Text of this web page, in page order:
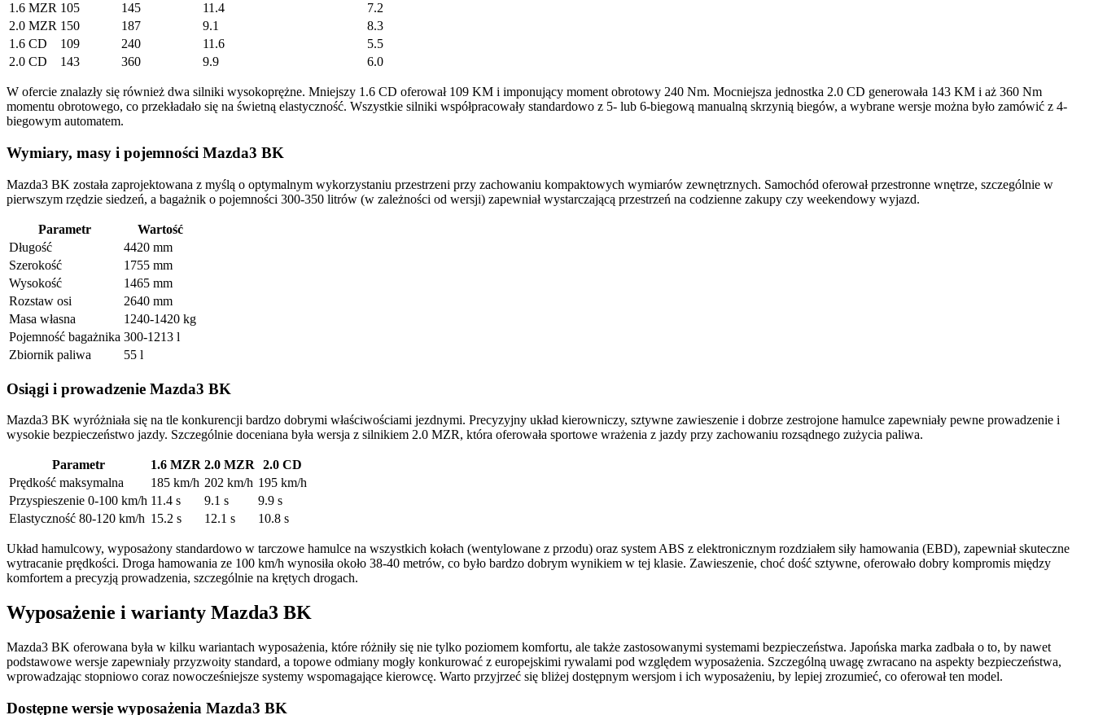
1.6 MZR 105 145 11.4
7.2
2.0 MZR 150 187 9.1
8.3
1.6 CD
109 240 11.6
5.5
2.0 CD
143 360 9.9 6.0
W ofercie znalazły się również dwa silniki wysokoprężne. Mniejszy 1.6 CD oferował 109 KM i imponujący moment obrotowy 240 Nm. Mocniejsza jednostka 2.0 CD generowała 143 KM i aż 360 Nm
momentu obrotowego, co przekładało się na świetną elastyczność. Wszystkie silniki współpracowały standardowo z 5- lub 6-biegową manualną skrzynią biegów, a wybrane wersje można było zamówić z 4-
biegowym automatem.
Wymiary, masy i pojemności Mazda3 BK
Mazda3 BK została zaprojektowana z myślą o optymalnym wykorzystaniu przestrzeni przy zachowaniu kompaktowych wymiarów zewnętrznych. Samochód oferował przestronne wnętrze, szczególnie w
pierwszym rzędzie siedzeń, a bagażnik o pojemności 300-350 litrów (w zależności od wersji) zapewniał wystarczającą przestrzeń na codzienne zakupy czy weekendowy wyjazd.
Parametr
Wartość
Długość
4420 mm
Szerokość
1755 mm
Wysokość
1465 mm
Rozstaw osi
2640 mm
Masa własna
1240-1420 kg
Pojemność bagażnika 300-1213 l
Zbiornik paliwa
55 l
Osiągi i prowadzenie Mazda3 BK
Mazda3 BK wyróżniała się na tle konkurencji bardzo dobrymi właściwościami jezdnymi. Precyzyjny układ kierowniczy, sztywne zawieszenie i dobrze zestrojone hamulce zapewniały pewne prowadzenie i
wysokie bezpieczeństwo jazdy. Szczególnie doceniana była wersja z silnikiem 2.0 MZR, która oferowała sportowe wrażenia z jazdy przy zachowaniu rozsądnego zużycia paliwa.
Parametr 1.6 MZR 2.0 MZR
2.0 CD
Prędkość maksymalna
185 km/h 202 km/h 195 km/h
Przyspieszenie 0-100 km/h 11.4 s 9.1 s
9.9 s
Elastyczność 80-120 km/h 15.2 s 12.1 s 10.8 s
Układ hamulcowy, wyposażony standardowo w tarczowe hamulce na wszystkich kołach (wentylowane z przodu) oraz system ABS z elektronicznym rozdziałem siły hamowania (EBD), zapewniał skuteczne
wytracanie prędkości. Droga hamowania ze 100 km/h wynosiła około 38-40 metrów, co było bardzo dobrym wynikiem w tej klasie. Zawieszenie, choć dość sztywne, oferowało dobry kompromis między
komfortem a precyzją prowadzenia, szczególnie na krętych drogach.
Wyposażenie i warianty Mazda3 BK
Mazda3 BK oferowana była w kilku wariantach wyposażenia, które różniły się nie tylko poziomem komfortu, ale także zastosowanymi systemami bezpieczeństwa. Japońska marka zadbała o to, by nawet
podstawowe wersje zapewniały przyzwoity standard, a topowe odmiany mogły konkurować z europejskimi rywalami pod względem wyposażenia. Szczególną uwagę zwracano na aspekty bezpieczeństwa,
wprowadzając stopniowo coraz nowocześniejsze systemy wspomagające kierowcę. Warto przyjrzeć się bliżej dostępnym wersjom i ich wyposażeniu, by lepiej zrozumieć, co oferował ten model.
Dostępne wersje wyposażenia Mazda3 BK